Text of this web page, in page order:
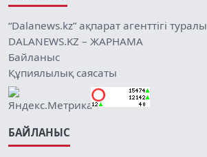
“Dalanews.kz” ақпарат агенттігі туралы
DALANEWS.KZ – ЖАРНАМА
Байланыс
Құпиялылық саясаты
БАЙЛАНЫС